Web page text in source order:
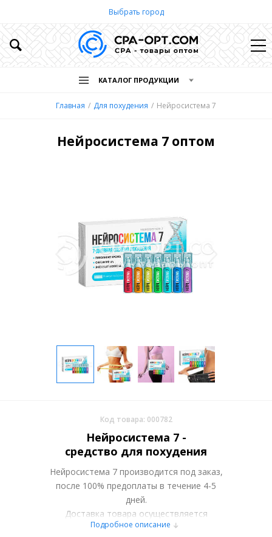
Выбрать город
КАТАЛОГ ПРОДУКЦИИ
Главная Для похудения Нейросистема 7
Нейросистема 7 оптом
Код товара: 000782
Нейросистема 7 -
средство для похудения
Нейросистема 7 производится под заказ,
после 100% предоплаты в течение 4-5
дней.
Доставка товара осуществляется
курьерскими службами работающими в
Подробное описание